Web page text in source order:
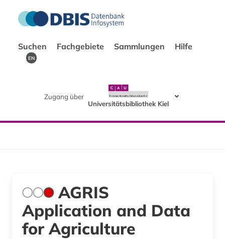
Suchen Fachgebiete Sammlungen Hilfe
EN
Zugang über
Universitätsbibliothek Kiel
AGRIS
Application and Data
for Agriculture